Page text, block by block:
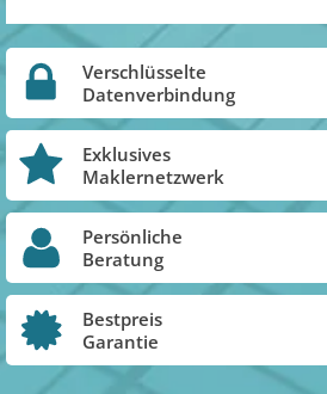
Verschlüsselte
Datenverbindung
Exklusives
Maklernetzwerk
Persönliche
Beratung
Bestpreis
Garantie